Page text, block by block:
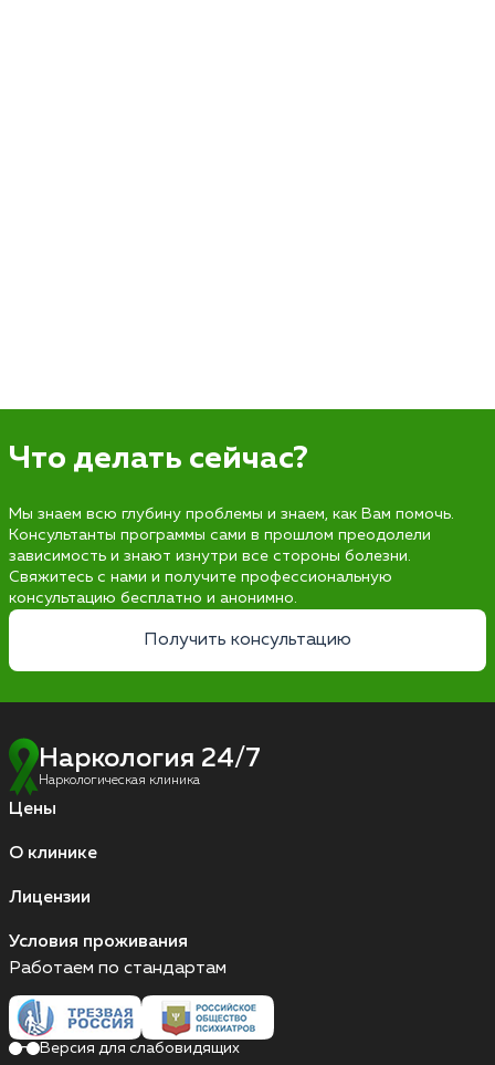
Что делать сейчас?
Мы знаем всю глубину проблемы и знаем, как Вам помочь.
Консультанты программы сами в прошлом преодолели
зависимость и знают изнутри все стороны болезни.
Свяжитесь с нами и получите профессиональную
консультацию бесплатно и анонимно.
Получить консультацию
Наркология 24/7
Наркологическая клиника
Цены
О клинике
Лицензии
Условия проживания
Работаем по стандартам
Версия для слабовидящих